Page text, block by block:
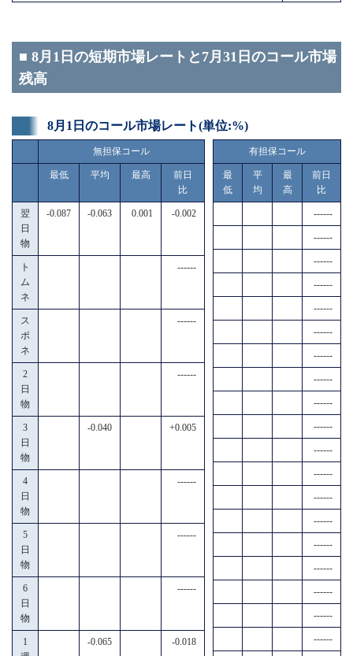
■ 8月1日の短期市場レートと7月31日のコール市場
残高
8月1日のコール市場レート(単位:%)
無担保コール
最低 平均 最高
前日
比
翌
日
物
-0.087 -0.063 0.001 -0.002
ト
ム
ネ
------
ス
ポ
ネ
------
2
日
物
------
3
日
物
-0.040 +0.005
4
日
物
------
5
日
物
------
6
日
物
------
1
-0.065 -0.018
有担保コール
最
低
平
均
最
高
前日
比
------
------
------
------
------
------
------
------
------
------
------
------
------
------
------
------
------
------
------